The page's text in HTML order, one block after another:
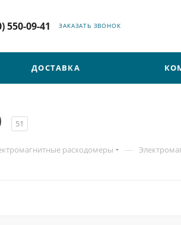
550-09-41 ЗАКАЗАТЬ ЗВОНОК
ДОСТАВКА
51
расходомеры —